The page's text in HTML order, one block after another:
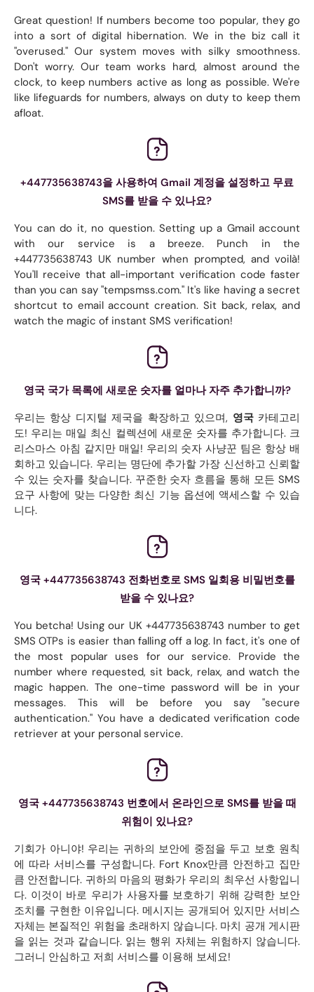
Great question! If numbers become too popular, they go
into a sort of digital hibernation. We in the biz call it
"overused." Our system moves with silky smoothness.
Don't worry. Our team works hard, almost around the
clock, to keep numbers active as long as possible. We're
like lifeguards for numbers, always on duty to keep them
afloat.
+447735638743을 사용하여 Gmail 계정을 설정하고 무료
SMS를 받을 수 있나요?
You can do it, no question. Setting up a Gmail account
with our service is a breeze. Punch in the
+447735638743 UK number when prompted, and voilà!
You'll receive that all-important verification code faster
than you can say "tempsmss.com." It's like having a secret
shortcut to email account creation. Sit back, relax, and
watch the magic of instant SMS verification!
영국 국가 목록에 새로운 숫자를 얼마나 자주 추가합니까?
우리는 항상 디지털 제국을 확장하고 있으며, 영국카테고리
도! 우리는 매일 최신 컬렉션에 새로운 숫자를 추가합니다. 크
리스마스 아침 같지만 매일! 우리의 숫자 사냥꾼 팀은 항상 배
회하고 있습니다. 우리는 명단에 추가할 가장 신선하고 신뢰할
수 있는 숫자를 찾습니다. 꾸준한 숫자 흐름을 통해 모든 SMS
요구 사항에 맞는 다양한 최신 기능 옵션에 액세스할 수 있습
니다.
영국 +447735638743 전화번호로 SMS 일회용 비밀번호를
받을 수 있나요?
You betcha! Using our UK +447735638743 number to get
SMS OTPs is easier than falling off a log. In fact, it's one of
the most popular uses for our service. Provide the
number where requested, sit back, relax, and watch the
magic happen. The one-time password will be in your
messages. This will be before you say "secure
authentication." You have a dedicated verification code
retriever at your personal service.
영국 +447735638743 번호에서 온라인으로 SMS를 받을 때
위험이 있나요?
기회가 아니야! 우리는 귀하의 보안에 중점을 두고 보호 원칙
에 따라 서비스를 구성합니다. Fort Knox만큼 안전하고 집만
큼 안전합니다. 귀하의 마음의 평화가 우리의 최우선 사항입니
다. 이것이 바로 우리가 사용자를 보호하기 위해 강력한 보안
조치를 구현한 이유입니다. 메시지는 공개되어 있지만 서비스
자체는 본질적인 위험을 초래하지 않습니다. 마치 공개 게시판
을 읽는 것과 같습니다. 읽는 행위 자체는 위험하지 않습니다.
그러니 안심하고 저희 서비스를 이용해 보세요!